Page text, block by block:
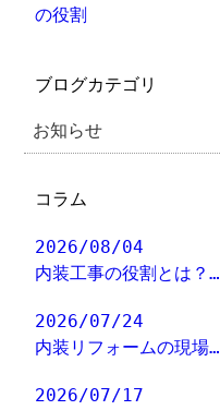
の役割
ブログカテゴリ
お知らせ
コラム
2026/08/04
内装工事の役割とは？…
2026/07/24
内装リフォームの現場…
2026/07/17